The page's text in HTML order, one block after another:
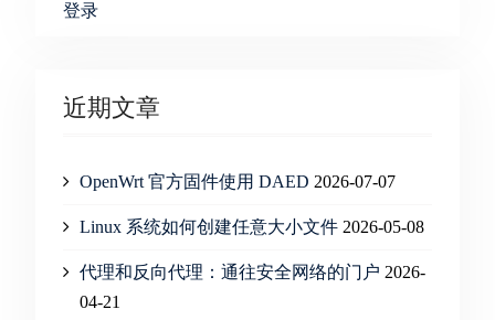
登录
近期文章
OpenWrt 官方固件使用 DAED 2026-07-07
Linux 系统如何创建任意大小文件 2026-05-08
代理和反向代理：通往安全网络的门户 2026-
04-21